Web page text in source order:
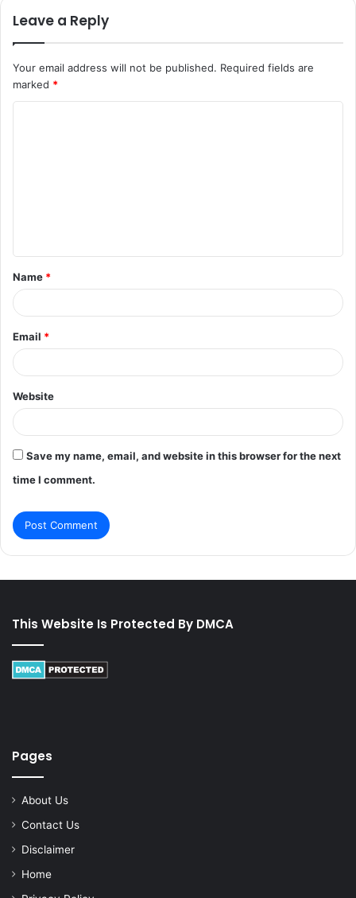
Leave a Reply
Your email address will not be published. Required fields are
marked *
t
*
Name *
Email *
Website
Save my name, email, and website in this browser for the next
time I comment.
This Website Is Protected By DMCA
Pages
About Us
Contact Us
Disclaimer
Home